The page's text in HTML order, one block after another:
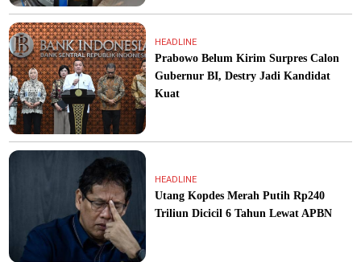
HEADLINE
Prabowo Belum Kirim Surpres Calon
Gubernur BI, Destry Jadi Kandidat
Kuat
HEADLINE
Utang Kopdes Merah Putih Rp240
Triliun Dicicil 6 Tahun Lewat APBN